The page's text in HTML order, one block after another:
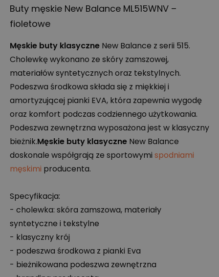
Buty męskie New Balance ML515WNV –
fioletowe
Męskie buty klasyczne New Balance z serii 515.
Cholewkę wykonano ze skóry zamszowej,
materiałów syntetycznych oraz tekstylnych.
Podeszwa środkowa składa się z miękkiej i
amortyzującej pianki EVA, która zapewnia wygodę
oraz komfort podczas codziennego użytkowania.
Podeszwa zewnętrzna wyposażona jest w klasyczny
bieżnik.Męskie buty klasyczne New Balance
doskonale współgrają ze sportowymi spodniami
męskimi producenta.
Specyfikacja:
- cholewka: skóra zamszowa, materiały
syntetyczne i tekstylne
- klasyczny krój
- podeszwa środkowa z pianki Eva
- bieżnikowana podeszwa zewnętrzna